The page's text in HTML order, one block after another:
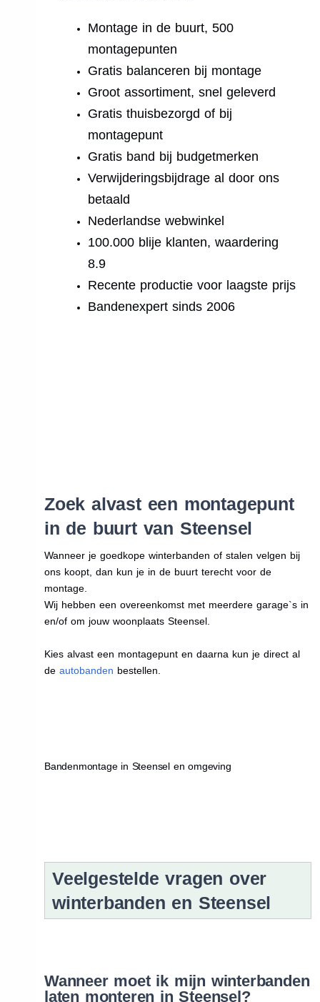
Montage in de buurt, 500
montagepunten
Gratis balanceren bij montage
Groot assortiment, snel geleverd
Gratis thuisbezorgd of bij
montagepunt
Gratis band bij budgetmerken
Verwijderingsbijdrage al door ons
betaald
Nederlandse webwinkel
100.000 blije klanten, waardering
8.9
Recente productie voor laagste prijs
Bandenexpert sinds 2006
Zoek alvast een montagepunt
in de buurt van Steensel
Wanneer je goedkope winterbanden of stalen velgen bij
ons koopt, dan kun je in de buurt terecht voor de
montage.
Wij hebben een overeenkomst met meerdere garage`s in
en/of om jouw woonplaats Steensel.
Kies alvast een montagepunt en daarna kun je direct al
de autobanden bestellen.
Bandenmontage in Steensel en omgeving
Veelgestelde vragen over
winterbanden en Steensel
Wanneer moet ik mijn winterbanden
laten monteren in Steensel?